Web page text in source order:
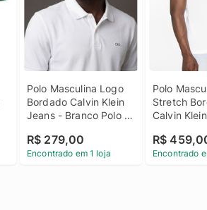
Polo Masculina Logo
Bordado Calvin Klein
Jeans - Branco Polo
Bordado Calvin Klein
Jeans Branco Pp
R$ 279,00
Encontrado em 1 loja
Polo
Stretch
Calvin
Masculina
Bordado
R$
Encontrado